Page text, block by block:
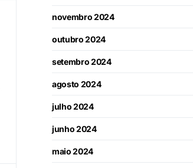
novembro 2024
outubro 2024
setembro 2024
agosto 2024
julho 2024
junho 2024
maio 2024